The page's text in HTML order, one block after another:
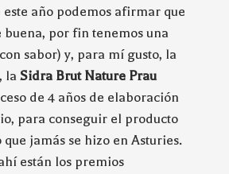
este año podemos afirmar que
buena, por fin tenemos una
sabor) y, para mí gusto, la
la Sidra Brut Nature Prau
de 4 años de elaboración
para conseguir el producto
jamás se hizo en Asturies.
están los premios